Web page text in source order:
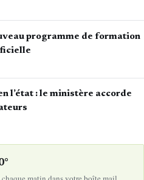
programme de formation
l’état : le ministère accorde